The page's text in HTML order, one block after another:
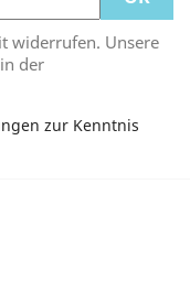
widerrufen. Unsere
der
zur Kenntnis